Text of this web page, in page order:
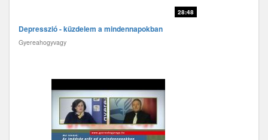
28:48
Depresszió - küzdelem a mindennapokban
Gyereahogyvagy